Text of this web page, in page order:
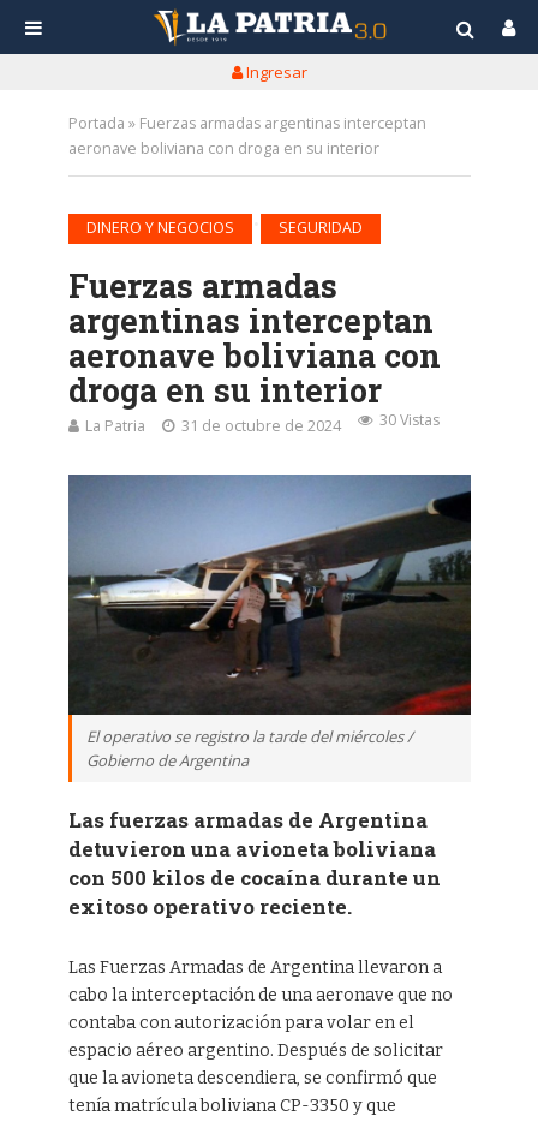
Ingresar
Portada » Fuerzas armadas argentinas interceptan
aeronave boliviana con droga en su interior
DINERO Y NEGOCIOS SEGURIDAD
Fuerzas armadas
argentinas interceptan
aeronave boliviana con
droga en su interior
La Patria 31 de octubre de 2024 30 Vistas
El operativo se registro la tarde del miércoles /
Gobierno de Argentina
Las fuerzas armadas de Argentina
detuvieron una avioneta boliviana
con 500 kilos de cocaína durante un
exitoso operativo reciente.
Las Fuerzas Armadas de Argentina llevaron a
cabo la interceptación de una aeronave que no
contaba con autorización para volar en el
espacio aéreo argentino. Después de solicitar
que la avioneta descendiera, se confirmó que
tenía matrícula boliviana CP-3350 y que